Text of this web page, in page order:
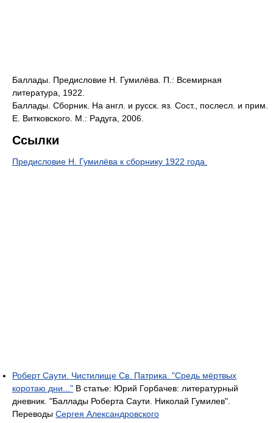
Баллады. Предисловие Н. Гумилёва. П.: Всемирная
литература, 1922.
Баллады. Сборник. На англ. и русск. яз. Сост., послесл. и прим.
Е. Витковского. М.: Радуга, 2006.
Ссылки
Предисловие Н. Гумилёва к сборнику 1922 года.
Роберт Саути. Чистилище Св. Патрика. "Средь мёртвых
коротаю дни..." В статье: Юрий Горбачев: литературный
дневник. "Баллады Роберта Саути. Николай Гумилев".
Переводы Сергея Александровского